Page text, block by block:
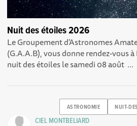
Nuit des étoiles 2026
Le Groupement d'Astronomes
(G.A.A.B), vous donne rendez-vous
nuit des étoiles le samedi 08 août ...
ASTRONOMIE NUIT-
CIEL MONTBELIARD